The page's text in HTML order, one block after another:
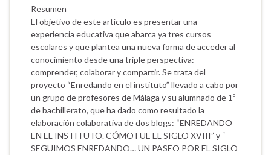
Resumen
El objetivo de este artículo es presentar una
experiencia educativa que abarca ya tres cursos
escolares y que plantea una nueva forma de acceder al
conocimiento desde una triple perspectiva:
comprender, colaborar y compartir. Se trata del
proyecto “Enredando en el instituto” llevado a cabo por
un grupo de profesores de Málaga y su alumnado de 1º
de bachillerato, que ha dado como resultado la
elaboración colaborativa de dos blogs: “ENREDANDO
EN EL INSTITUTO. CÓMO FUE EL SIGLO XVIII” y “
SEGUIMOS ENREDANDO… UN PASEO POR EL SIGLO